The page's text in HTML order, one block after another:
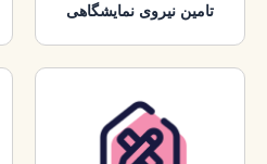
تامین نیروی نمایشگاهی